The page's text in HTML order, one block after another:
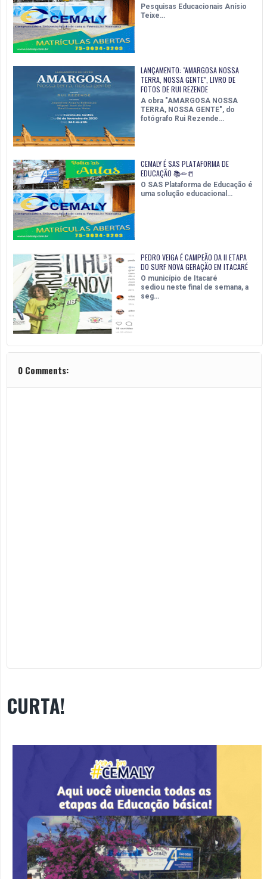
Pesquisas Educacionais Anísio
Teixe…
LANÇAMENTO: "AMARGOSA NOSSA
TERRA, NOSSA GENTE", LIVRO DE
FOTOS DE RUI REZENDE
A obra "AMARGOSA NOSSA
TERRA, NOSSA GENTE", do
fotógrafo Rui Rezende…
CEMALY É SAS PLATAFORMA DE
EDUCAÇÃO 📚✏📒
O SAS Plataforma de Educação é
uma solução educacional…
PEDRO VEIGA É CAMPEÃO DA II ETAPA
DO SURF NOVA GERAÇÃO EM ITACARÉ
O município de Itacaré
sediou neste final de semana, a
seg…
0 Comments:
CURTA!